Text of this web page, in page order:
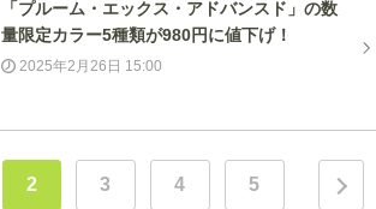
「プルーム・エックス・アドバンスド」の数
量限定カラー5種類が980円に値下げ！
2025年2月26日 15:00
2 3 4 5